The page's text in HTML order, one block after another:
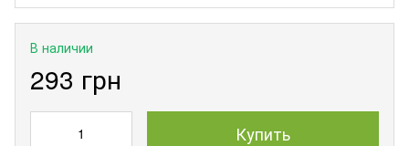
В наличии
293 грн
Купить